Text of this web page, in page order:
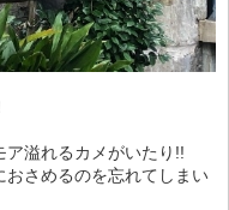
溢れるカメがいたり!!
さめるのを忘れてしまい